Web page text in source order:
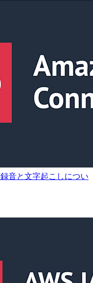
音と文字起こしについ